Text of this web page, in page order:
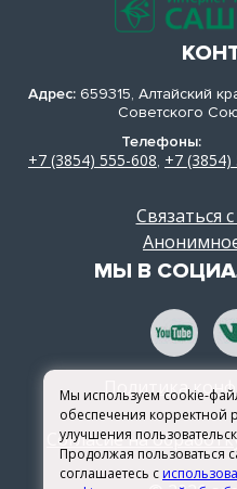
Адрес: 659315, Алтайский
Советского
Телефоны:
+7 (3854) 555-608, +7 (3854)
Связаться
МЫ В
Политика
Согласие на
Мы используем cookie-
обеспечения корректной
улучшения
Продолжая пользоваться
соглашаетесь с